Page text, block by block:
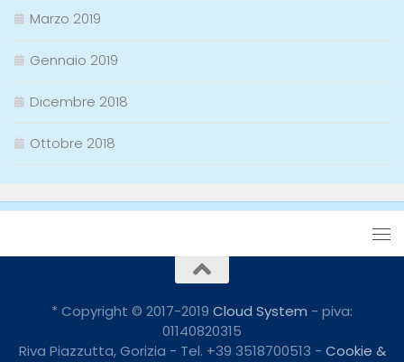
Marzo 2019
Gennaio 2019
Dicembre 2018
Ottobre 2018
* Copyright © 2017-2019 Cloud System - piva:
01140820315
Riva Piazzutta, Gorizia - Tel. +39 3518700513 - Cookie &